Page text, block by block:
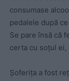
consumase
pedalele după
Se pare însă că
certa cu soțul ei,
Șoferița a fost